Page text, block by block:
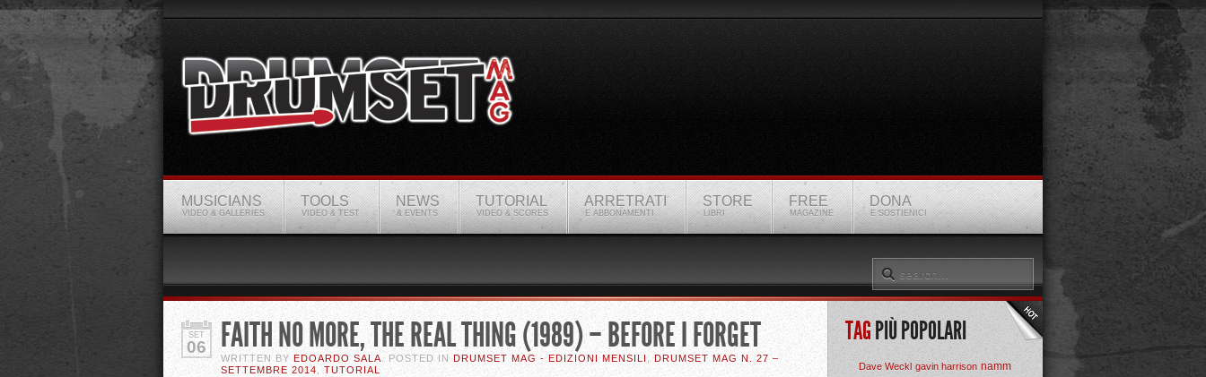
MUSICIANS
VIDEO & GALLERIES
TOOLS
VIDEO & TEST
NEWS
& EVENTS
TUTORIAL
VIDEO & SCORES
ARRETRATI
E ABBONAMENTI
STORE
LIBRI
FREE
MAGAZINE
DONA
E SOSTIENICI
SET
06 FAITH NO MORE, THE REAL THING (1989) – BEFORE I FORGET
WRITTEN BY EDOARDO SALA. POSTED IN DRUMSET MAG - EDIZIONI MENSILI ,DRUMSET MAG N. 27 –
SETTEMBRE 2014 ,TUTORIAL
TAGPIÙ POPOLARI
Dave Weckl gavin harrison namm